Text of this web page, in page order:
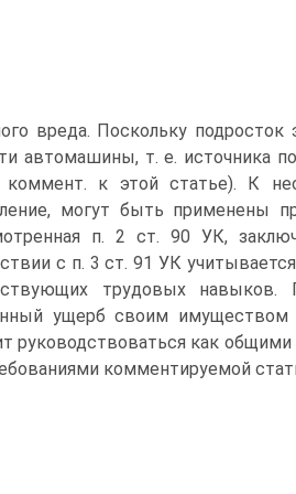
вреда. Поскольку
автомашины, т. е. источника
к этой статье). К
могут быть применены
п. 2 ст. 90 УК,
с п. 3 ст. 91 УК
трудовых навыков.
ущерб своим имуществом
руководствоваться как
комментируемой